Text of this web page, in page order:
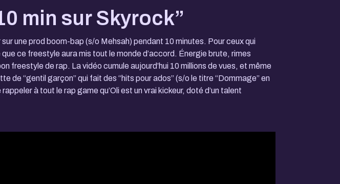
min sur Skyrock”
une prod boom-bap (s/o Mehsah) pendant 10 minutes. Pour ceux qui
ce freestyle aura mis tout le monde d’accord. Énergie brute, rimes
freestyle de rap. La vidéo cumule aujourd’hui 10 millions de vues, et même
de “gentil garçon” qui fait des “hits pour ados” (s/o le titre “Dommage” en
à tout le rap game qu’Oli est un vrai kickeur, doté d’un talent